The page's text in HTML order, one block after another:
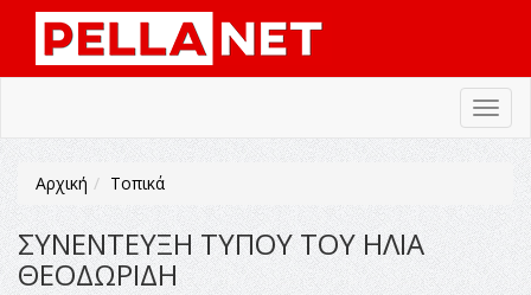
Αρχική Τοπικά
ΣΥΝΕΝΤΕΥΞΗ ΤΥΠΟΥ ΤΟΥ ΗΛΙΑ
ΘΕΟΔΩΡΙΔΗ